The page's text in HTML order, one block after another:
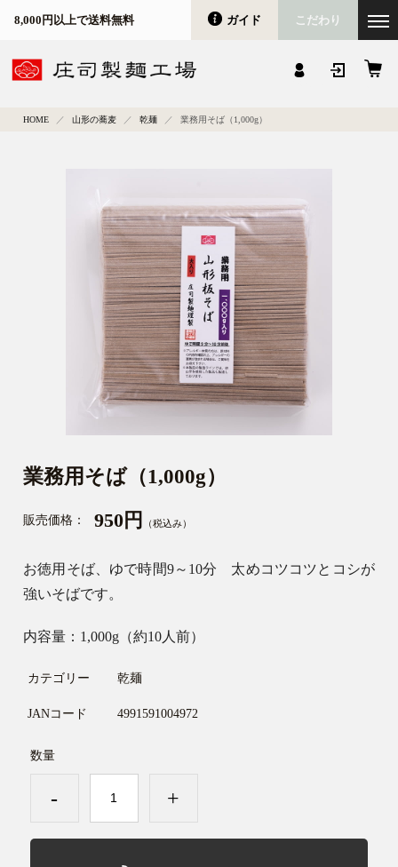
8,000円以上で送料無料 ガイド こだわり
HOME 山形の蕎麦 乾麺 業務用そば（1,000g）
業務用そば（1,000g）
販売価格： 950円 （税込み）
お徳用そば、ゆで時間9～10分 太めコツコツとコシが
強いそばです。
内容量：1,000g（約10人前）
カテゴリー 乾麺
JANコード 4991591004972
数量
- +